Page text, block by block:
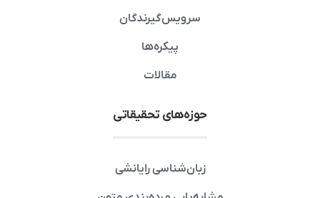
سرویس‌گیرندگان
پیکره‌ها
مقالات
حوزه‌های تحقیقاتی
زبان‌شناسی رایانشی